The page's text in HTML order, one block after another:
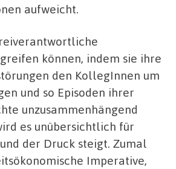
aufweicht.
können, indem sie ihre
den KollegInnen um
und so Episoden ihrer
unzusammenhängend
es unübersichtlich für
der Druck steigt. Zumal
Imperative,